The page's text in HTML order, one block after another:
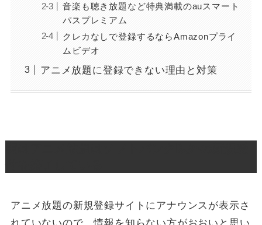
音楽も聴き放題など特典満載のauスマート
パスプレミアム
クレカなしで登録するならAmazonプライ
ムビデオ
アニメ放題に登録できない理由と対策
付を終了している
アニメ放題の新規登録サイトにアナウンスが表示さ